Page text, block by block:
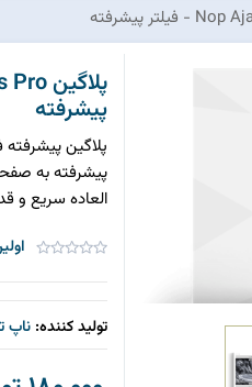
پیشرفته
پلاگین
پیشرفته به
العاده سریع و
تولید کننده: ناپ